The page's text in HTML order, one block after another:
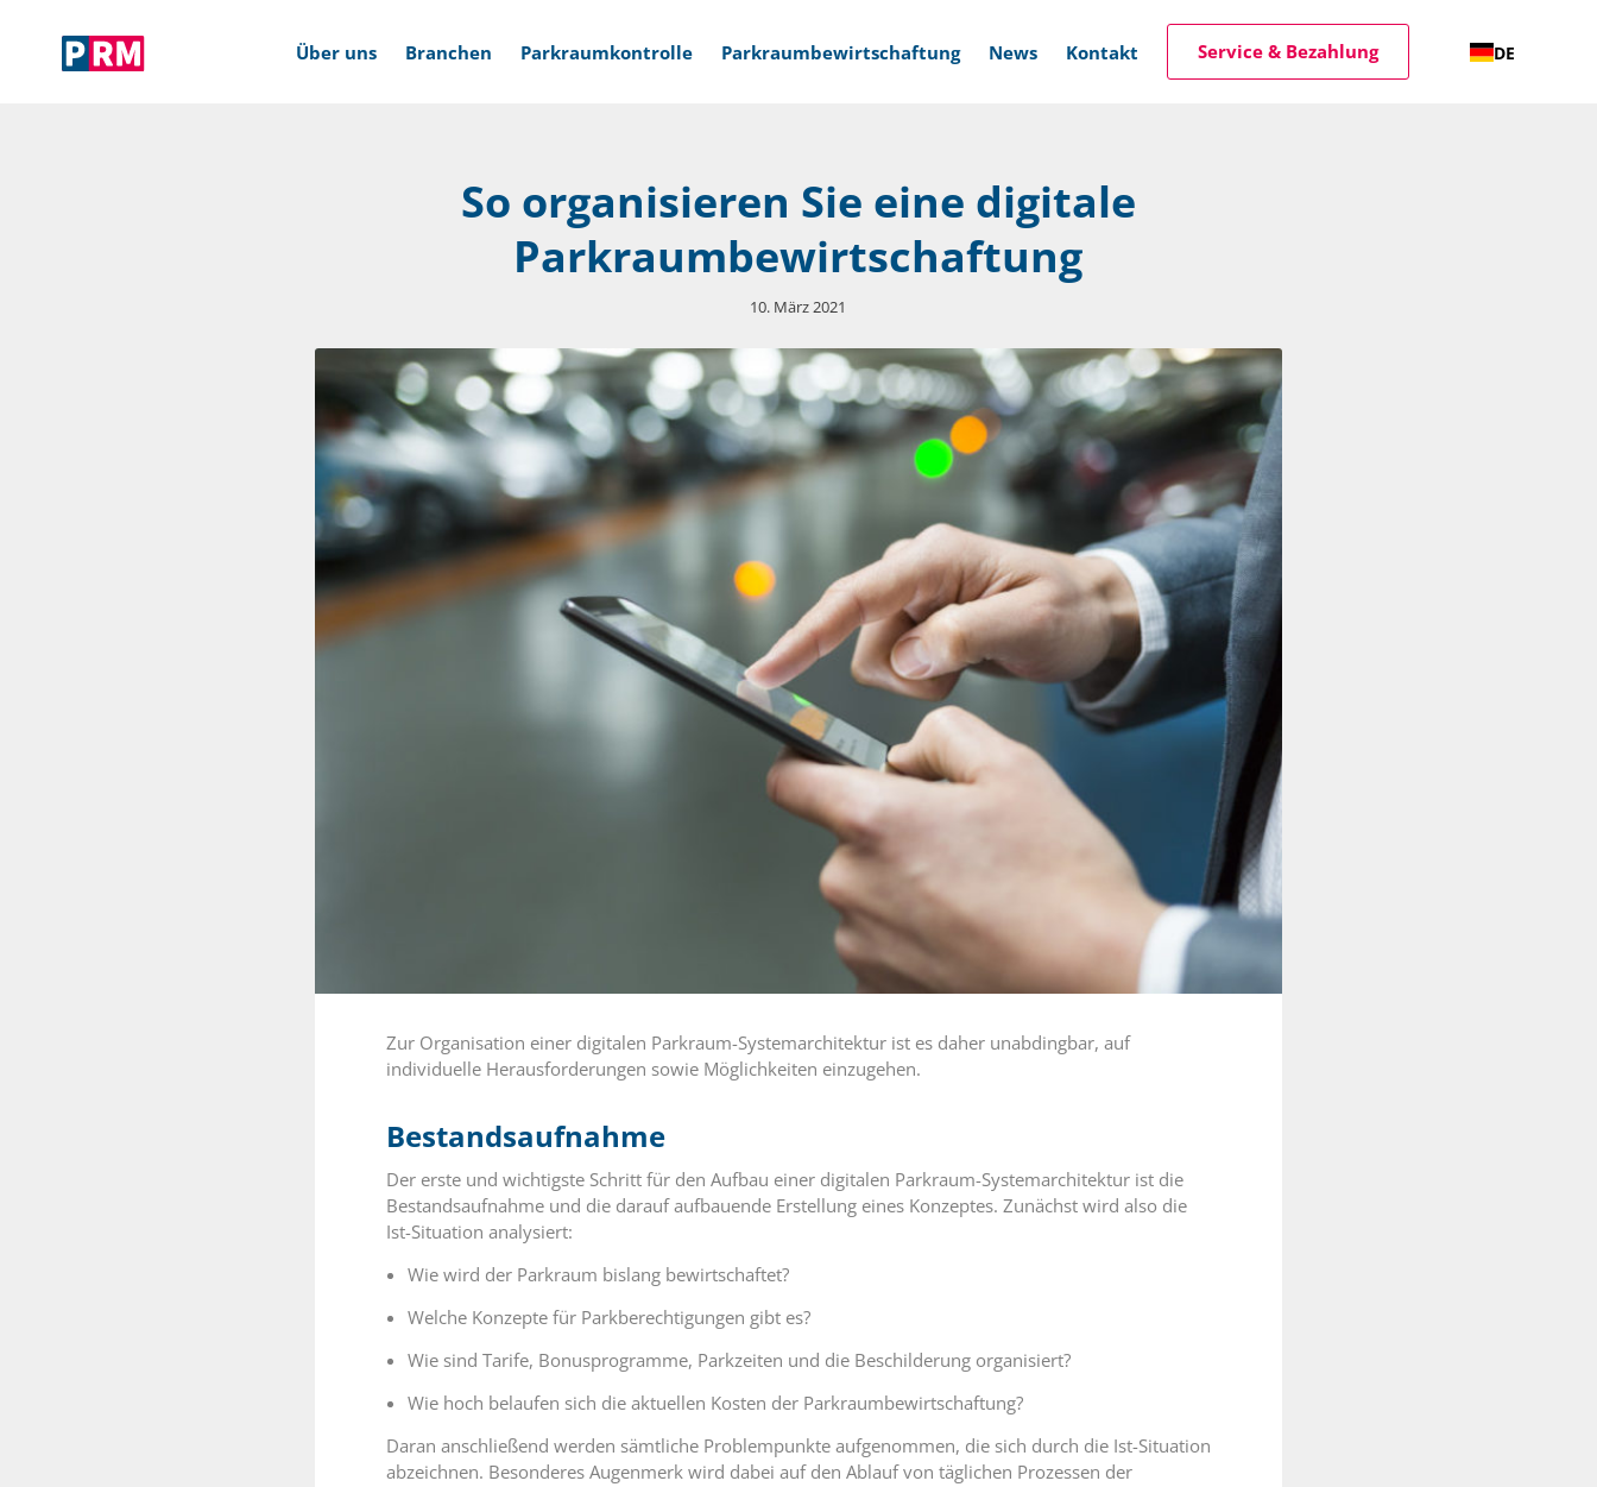
Über uns
Soziales Engagement
Branchen Parkraumkontrolle Parkraumbewirtschaftung News Kontakt Service & Bezahlung DE
So organisieren Sie eine digitale
Parkraumbewirtschaftung
10. März 2021
Zur Organisation einer digitalen Parkraum-Systemarchitektur ist es daher unabdingbar, auf
individuelle Herausforderungen sowie Möglichkeiten einzugehen.
Bestandsaufnahme
Der erste und wichtigste Schritt für den Aufbau einer digitalen Parkraum-Systemarchitektur ist die
Bestandsaufnahme und die darauf aufbauende Erstellung eines Konzeptes. Zunächst wird also die
Ist-Situation analysiert:
Wie wird der Parkraum bislang bewirtschaftet?
Welche Konzepte für Parkberechtigungen gibt es?
Wie sind Tarife, Bonusprogramme, Parkzeiten und die Beschilderung organisiert?
Wie hoch belaufen sich die aktuellen Kosten der Parkraumbewirtschaftung?
Daran anschließend werden sämtliche Problempunkte aufgenommen, die sich durch die Ist-Situation
abzeichnen. Besonderes Augenmerk wird dabei auf den Ablauf von täglichen Prozessen der